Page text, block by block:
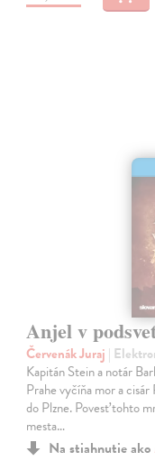
Anjel v
Červenák Juraj |
Kapitán Stein a notár
Prahe vyčíňa mor a
do Plzne. Povesť tohto
mesta…
Na stiahnutie ako